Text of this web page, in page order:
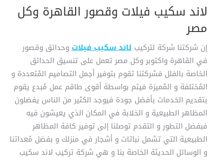
لاند سكيب فيلات وقصور القاهرة وكل
مصر
إن شركتنا شركة لتركيب لاند سكيب فيلات وحدائق وقصور
في القاهرة واكتوبر وكل مصر تعمل على تنسيق الحدائق
الخاصة بالفلل فشركتنا تقوم بتوفير أجمل التصاميم المُتعددة و
المُختلفة و المُميزة فيتم بواسطة أقوى طاقم عمل مُبدع يقوم
بتقديم الخدمات بأفضل جودة فيوجد الكثير من الناس يفضلون
المظاهر الطبيعية و الخلابة في المكان الذي يعيشون فيه
فبفضل التطور و التقدم توصلنا إلى توفير كافة المظاهر
الطبيعية التي تشمل نباتات و أشجار في منزلك و بفضل مُعداتنا
و الوسائل الحديثة الخاصة بنا و هي شركة تركيب لاند سكيب